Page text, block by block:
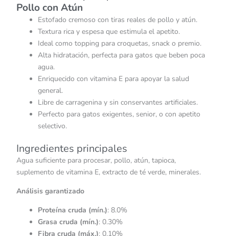
Pollo con Atún
Estofado cremoso con tiras reales de pollo y atún.
Textura rica y espesa que estimula el apetito.
Ideal como topping para croquetas, snack o premio.
Alta hidratación, perfecta para gatos que beben poca
agua.
Enriquecido con vitamina E para apoyar la salud
general.
Libre de carragenina y sin conservantes artificiales.
Perfecto para gatos exigentes, senior, o con apetito
selectivo.
Ingredientes principales
Agua suficiente para procesar, pollo, atún, tapioca,
suplemento de vitamina E, extracto de té verde, minerales.
Análisis garantizado
Proteína cruda (mín.): 8.0%
Grasa cruda (mín.): 0.30%
Fibra cruda (máx.): 0.10%